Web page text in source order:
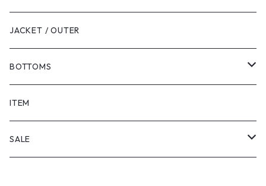
JACKET / OUTER
BOTTOMS
SHORTS
PANTS
ITEM
SALE